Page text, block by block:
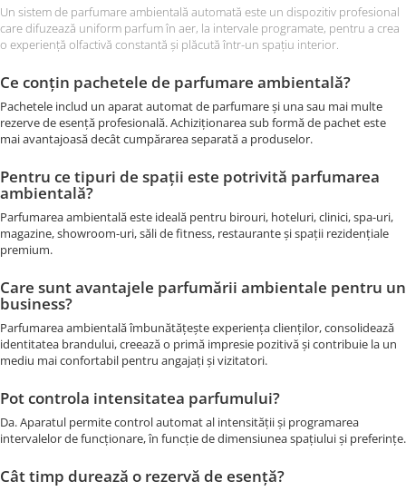
Un sistem de parfumare ambientală automată este un dispozitiv profesional
care difuzează uniform parfum în aer, la intervale programate, pentru a crea
o experiență olfactivă constantă și plăcută într-un spațiu interior.
Ce conțin pachetele de parfumare ambientală?
Pachetele includ un aparat automat de parfumare și una sau mai multe
rezerve de esență profesională. Achiziționarea sub formă de pachet este
mai avantajoasă decât cumpărarea separată a produselor.
Pentru ce tipuri de spații este potrivită parfumarea
ambientală?
Parfumarea ambientală este ideală pentru birouri, hoteluri, clinici, spa-uri,
magazine, showroom-uri, săli de fitness, restaurante și spații rezidențiale
premium.
Care sunt avantajele parfumării ambientale pentru un
business?
Parfumarea ambientală îmbunătățește experiența clienților, consolidează
identitatea brandului, creează o primă impresie pozitivă și contribuie la un
mediu mai confortabil pentru angajați și vizitatori.
Pot controla intensitatea parfumului?
Da. Aparatul permite control automat al intensității și programarea
intervalelor de funcționare, în funcție de dimensiunea spațiului și preferințe.
Cât timp durează o rezervă de esență?